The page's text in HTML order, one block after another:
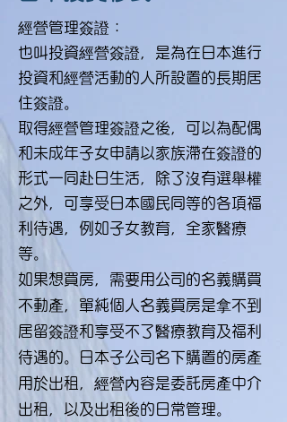
經營管理簽證：
也叫投資經營簽證，是為在日本進行
投資和經營活動的人所設置的長期居
住簽證。
取得經營管理簽證之後，可以為配偶
和未成年子女申請以家族滯在簽證的
形式一同赴日生活，除了沒有選舉權
之外，可享受日本國民同等的各項福
利待遇，例如子女教育，全家醫療
等。
如果想買房，需要用公司的名義購買
不動產，單純個人名義買房是拿不到
居留簽證和享受不了醫療教育及福利
待遇的。日本子公司名下購置的房產
用於出租，經營內容是委託房產中介
出租，以及出租後的日常管理。